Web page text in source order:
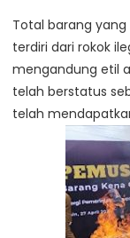
Total barang yang
terdiri dari rokok
mengandung etil
telah berstatus
telah